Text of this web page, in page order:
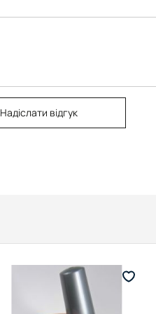
Надіслати відгук